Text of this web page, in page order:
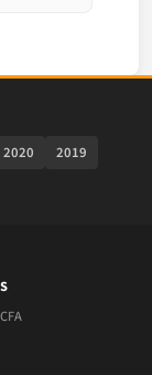
2020
2019